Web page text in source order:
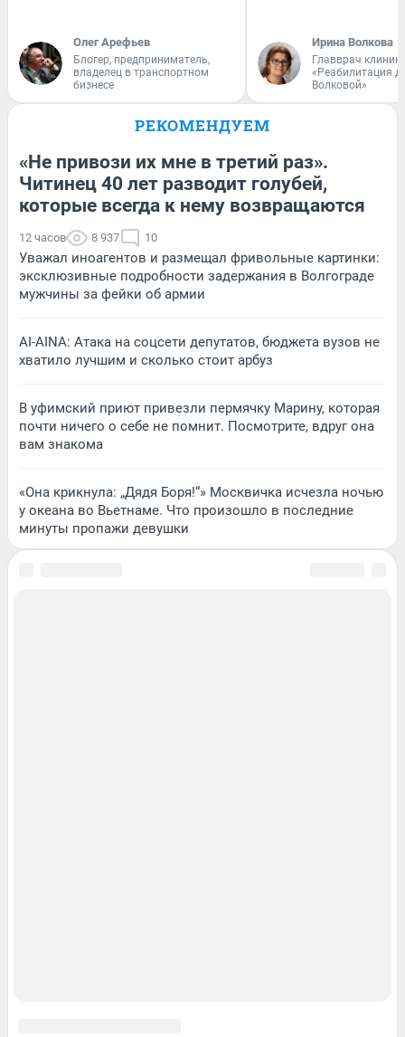
Олег Арефьев
Блогер, предприниматель,
владелец в транспортном
бизнесе
Ирина Волкова
Главврач
«Реабилитация
Волковой»
РЕКОМЕНДУЕМ
«Не привози их мне в третий раз».
Читинец 40 лет разводит голубей,
которые всегда к нему возвращаются
12 часов 8 937 10
Уважал иноагентов и размещал фривольные картинки:
эксклюзивные подробности задержания в Волгограде
мужчины за фейки об армии
AI-AINA: Атака на соцсети депутатов, бюджета вузов не
хватило лучшим и сколько стоит арбуз
В уфимский приют привезли пермячку Марину, которая
почти ничего о себе не помнит. Посмотрите, вдруг она
вам знакома
«Она крикнула: „Дядя Боря!“» Москвичка исчезла ночью
у океана во Вьетнаме. Что произошло в последние
минуты пропажи девушки